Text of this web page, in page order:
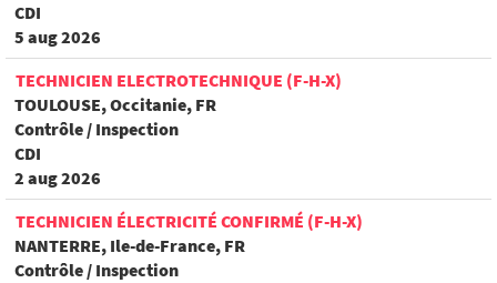
CDI
5 aug 2026
TECHNICIEN ELECTROTECHNIQUE (F-H-X)
TOULOUSE, Occitanie, FR
Contrôle / Inspection
CDI
2 aug 2026
TECHNICIEN ÉLECTRICITÉ CONFIRMÉ (F-H-X)
NANTERRE, Ile-de-France, FR
Contrôle / Inspection